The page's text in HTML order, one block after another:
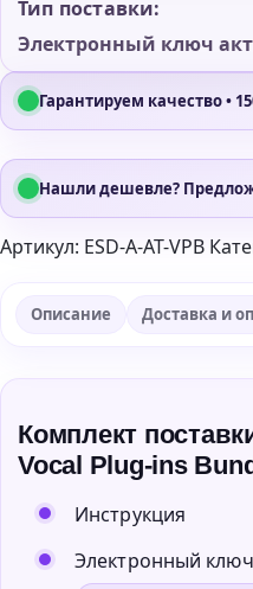
Тип поставки:
Электронный ключ
Гарантируем качество •
Нашли дешевле?
Артикул: ESD-A-AT-VPB
Описание Доставка и
Комплект
Vocal Plug-ins
Инструкция
Электронный